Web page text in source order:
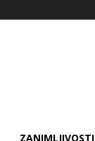
ZANIMLJIVOSTI